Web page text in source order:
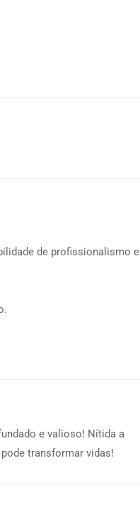
de profissionalismo e
e valioso! Nítida a
transformar vidas!